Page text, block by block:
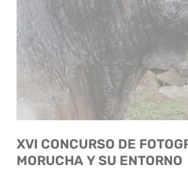
XVI CONCURSO DE
MORUCHA Y SU ENTORNO